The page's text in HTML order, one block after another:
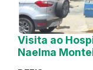
Visita ao
Naelma